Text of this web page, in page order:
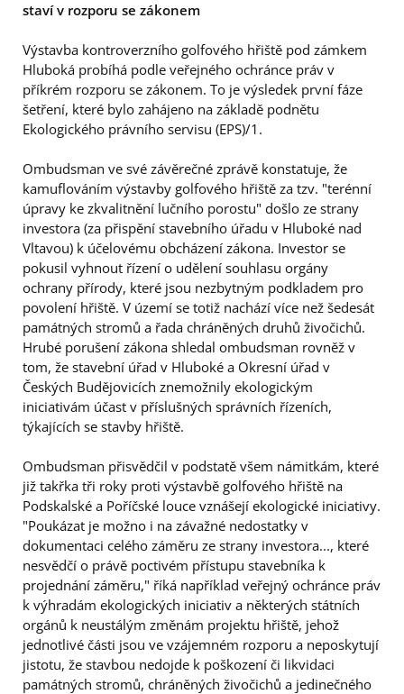
staví v rozporu se zákonem
Výstavba kontroverzního golfového hřiště pod zámkem
Hluboká probíhá podle veřejného ochránce práv v
příkrém rozporu se zákonem. To je výsledek první fáze
šetření, které bylo zahájeno na základě podnětu
Ekologického právního servisu (EPS)/1.
Ombudsman ve své závěrečné zprávě konstatuje, že
kamuflováním výstavby golfového hřiště za tzv. "terénní
úpravy ke zkvalitnění lučního porostu" došlo ze strany
investora (za přispění stavebního úřadu v Hluboké nad
Vltavou) k účelovému obcházení zákona. Investor se
pokusil vyhnout řízení o udělení souhlasu orgány
ochrany přírody, které jsou nezbytným podkladem pro
povolení hřiště. V území se totiž nachází více než šedesát
památných stromů a řada chráněných druhů živočichů.
Hrubé porušení zákona shledal ombudsman rovněž v
tom, že stavební úřad v Hluboké a Okresní úřad v
Českých Budějovicích znemožnily ekologickým
iniciativám účast v příslušných správních řízeních,
týkajících se stavby hřiště.
Ombudsman přisvědčil v podstatě všem námitkám, které
již takřka tři roky proti výstavbě golfového hřiště na
Podskalské a Poříčské louce vznášejí ekologické iniciativy.
"Poukázat je možno i na závažné nedostatky v
dokumentaci celého záměru ze strany investora..., které
nesvědčí o právě poctivém přístupu stavebníka k
projednání záměru," říká například veřejný ochránce práv
k výhradám ekologických iniciativ a některých státních
orgánů k neustálým změnám projektu hřiště, jehož
jednotlivé části jsou ve vzájemném rozporu a neposkytují
jistotu, že stavbou nedojde k poškození či likvidaci
památných stromů, chráněných živočichů a jedinečného